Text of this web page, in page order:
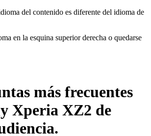
del contenido es diferente del idioma de
en la esquina superior derecha o quedarse
más frecuentes
Xperia XZ2 de